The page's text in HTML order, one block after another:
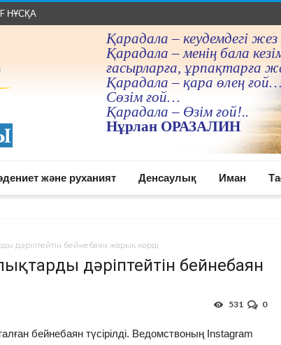
НҰСҚА
Қарадала – кеудемдегi жез
Қарадала – менiң бала
ғасырларға, ұрпақтарға
Қарадала – қара өлең ғой…
Сөзiм ғой…
Қарадала – Өзiм ғой!..
Нұрлан ОРАЗАЛИН
және руханият Денсаулық Иман
дәріптейтін бейнебаян жарық көрді
дәріптейтін бейнебаян
0
531
бейнебаян түсірілді. Ведомствоның Instagram